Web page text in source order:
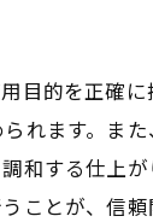
的を正確に
れます。ま
和する仕上
ことが、信